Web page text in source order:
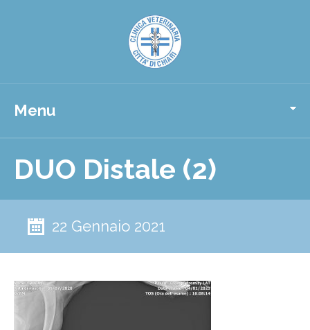
Menu
DUO Distale (2)
22 Gennaio 2021